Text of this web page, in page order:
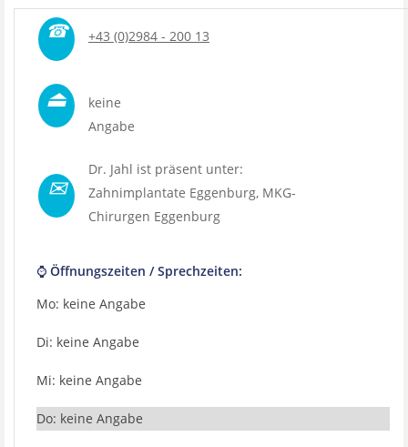
☎ +43 (0)2984 - 200 13
⏏
keine
Angabe
✉
Dr. Jahl ist präsent unter:
Zahnimplantate Eggenburg, MKG-
Chirurgen Eggenburg
⌚ Öffnungszeiten / Sprechzeiten:
Mo: keine Angabe
Di: keine Angabe
Mi: keine Angabe
Do: keine Angabe